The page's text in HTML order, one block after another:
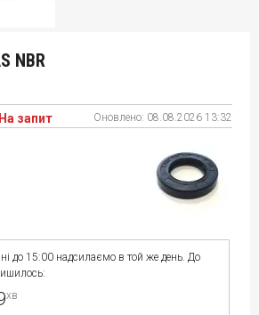
NBR
запит Оновлено: 08.08.2026 13:32
до 15:00 надсилаємо в той же день. До
хв